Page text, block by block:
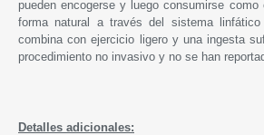
pueden encogerse y luego consumirse
forma natural a través del sistema
combina con ejercicio ligero y una ingesta
procedimiento no invasivo y no se han
Detalles adicionales: